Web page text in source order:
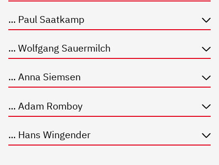
... Paul Saatkamp
... Wolfgang Sauermilch
... Anna Siemsen
... Adam Romboy
... Hans Wingender